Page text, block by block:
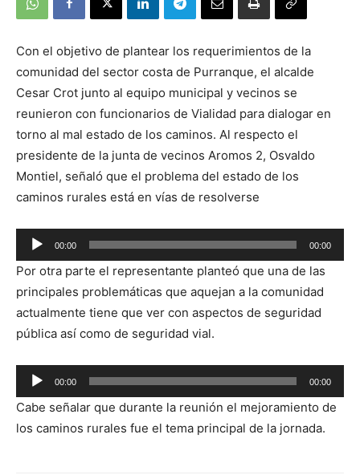
Con el objetivo de plantear los requerimientos de la
comunidad del sector costa de Purranque, el alcalde
Cesar Crot junto al equipo municipal y vecinos se
reunieron con funcionarios de Vialidad para dialogar en
torno al mal estado de los caminos. Al respecto el
presidente de la junta de vecinos Aromos 2, Osvaldo
Montiel, señaló que el problema del estado de los
caminos rurales está en vías de resolverse
Reproductor
de
audio
00:00 00:00
Por otra parte el representante planteó que una de las
principales problemáticas que aquejan a la comunidad
actualmente tiene que ver con aspectos de seguridad
pública así como de seguridad vial.
Reproductor
de
audio
00:00 00:00
Cabe señalar que durante la reunión el mejoramiento de
los caminos rurales fue el tema principal de la jornada.